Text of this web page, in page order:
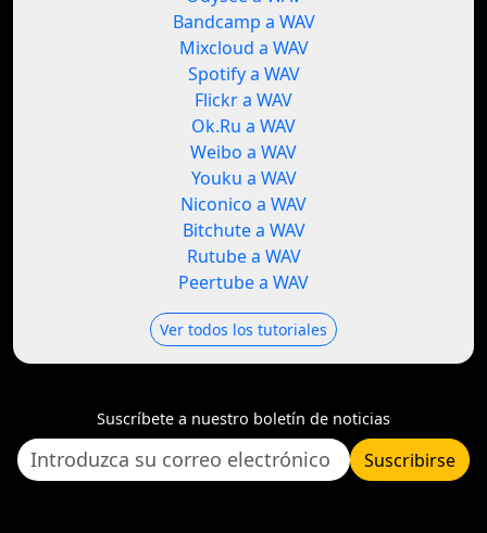
Bandcamp a WAV
Mixcloud a WAV
Spotify a WAV
Flickr a WAV
Ok.Ru a WAV
Weibo a WAV
Youku a WAV
Niconico a WAV
Bitchute a WAV
Rutube a WAV
Peertube a WAV
Ver todos los tutoriales
Suscríbete a nuestro boletín de noticias
Suscribirse